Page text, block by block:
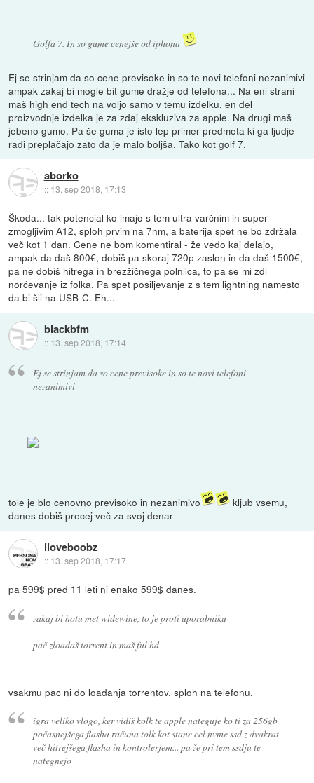
Golfa 7. In so gume cenejše od iphona
Ej se strinjam da so cene previsoke in so te novi telefoni nezanimivi
ampak zakaj bi mogle bit gume dražje od telefona... Na eni strani
maš high end tech na voljo samo v temu izdelku, en del
proizvodnje izdelka je za zdaj ekskluziva za apple. Na drugi maš
jebeno gumo. Pa še guma je isto lep primer predmeta ki ga ljudje
radi preplačajo zato da je malo boljša. Tako kot golf 7.
aborko
:: 13. sep 2018, 17:13
Škoda... tak potencial ko imajo s tem ultra varčnim in super
zmogljivim A12, sploh prvim na 7nm, a baterija spet ne bo zdržala
več kot 1 dan. Cene ne bom komentiral - že vedo kaj delajo,
ampak da daš 800€, dobiš pa skoraj 720p zaslon in da daš 1500€,
pa ne dobiš hitrega in brezžičnega polnilca, to pa se mi zdi
norčevanje iz folka. Pa spet posiljevanje z s tem lightning namesto
da bi šli na USB-C. Eh...
blackbfm
:: 13. sep 2018, 17:14
Ej se strinjam da so cene previsoke in so te novi telefoni
nezanimivi
tole je blo cenovno previsoko in nezanimivo
kljub vsemu,
danes dobiš precej več za svoj denar
iloveboobz
:: 13. sep 2018, 17:17
pa 599$ pred 11 leti ni enako 599$ danes.
zakaj bi hotu met widewine, to je proti uporabniku
pač zloadaš torrent in maš ful hd
vsakmu pac ni do loadanja torrentov, sploh na telefonu.
igra veliko vlogo, ker vidiš kolk te apple nateguje ko ti za 256gb
počasnejšega flasha računa tolk kot stane cel nvme ssd z dvakrat
več hitrejšega flasha in kontrolerjem... pa že pri tem ssdju te
nategnejo